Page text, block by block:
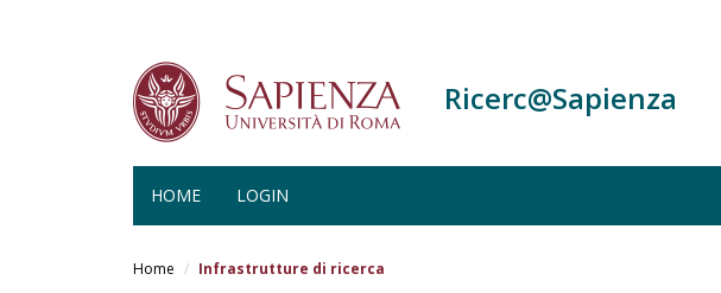
Ricerc@Sapienza
HOME LOGIN
Home Infrastrutture di ricerca